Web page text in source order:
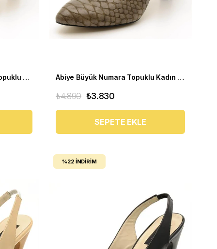
Büyük Numara Abiye Gelin Topuklu Ayakkabı 1923 Sedef Abiye Büyük Numara Topuklu Kadın Ayakkabı 1952 Vizon
₺3.830
₺4.890
SEPETE EKLE
%22 İNDIRIM